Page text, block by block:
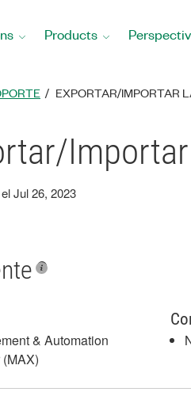
Products
EXPORTAR/IMPORTAR
Jul 26, 2023
& Automation